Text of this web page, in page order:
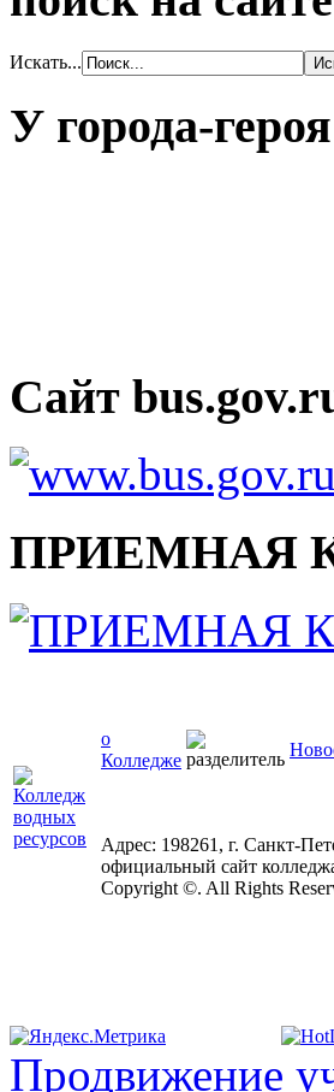
Искать...
У города-
Сайт
ПРИЕМНАЯ
о
Колледже
Адрес: 198261, г. Санкт-
официальный сайт
Copyright ©. All Rights
Продвижение